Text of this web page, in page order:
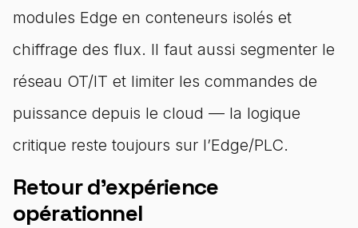
modules Edge en conteneurs isolés et
chiffrage des flux. Il faut aussi segmenter le
réseau OT/IT et limiter les commandes de
puissance depuis le cloud — la logique
critique reste toujours sur l’Edge/PLC.
Retour d'expérience
opérationnel